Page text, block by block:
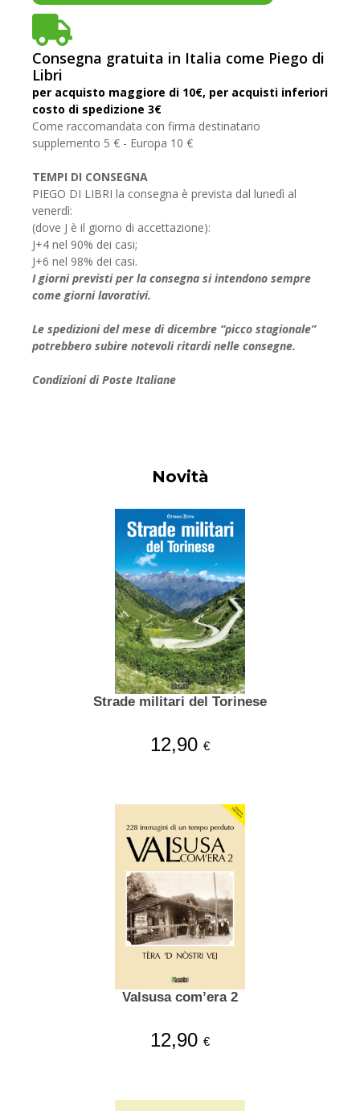
Consegna gratuita in Italia come Piego di
Libri
per acquisto maggiore di 10€, per acquisti inferiori
costo di spedizione 3€
Come raccomandata con firma destinatario
supplemento 5 € - Europa 10 €
TEMPI DI CONSEGNA
PIEGO DI LIBRI la consegna è prevista dal lunedì al
venerdì:
(dove J è il giorno di accettazione):
J+4 nel 90% dei casi;
J+6 nel 98% dei casi.
I giorni previsti per la consegna si intendono sempre
come giorni lavorativi.
Le spedizioni del mese di dicembre “picco stagionale”
potrebbero subire notevoli ritardi nelle consegne.
Condizioni di Poste Italiane
Novità
Strade militari del Torinese
12,90 €
Valsusa com’era 2
12,90 €